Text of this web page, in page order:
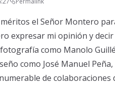
el Señor Montero
expresar mi opinión y
como Manolo
como José Manuel
de